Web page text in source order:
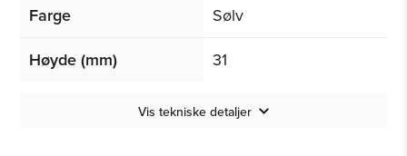
Farge
Sølv
Høyde (mm)
31
Vis tekniske detaljer